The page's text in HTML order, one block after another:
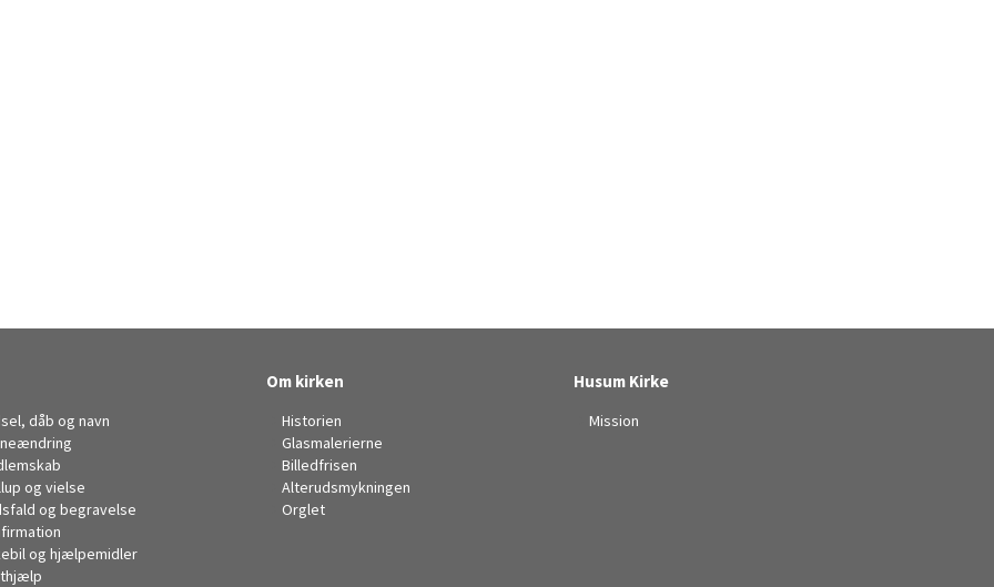
dåb og navn
og vielse
og begravelse
og hjælpemidler
Om kirken
Historien
Glasmalerierne
Billedfrisen
Alterudsmykningen
Orglet
Husum Kirke
Mission